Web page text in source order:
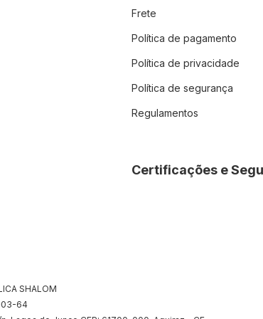
Frete
Política de pagamento
Política de privacidade
Política de segurança
Regulamentos
Certificações e
SHALOM
64